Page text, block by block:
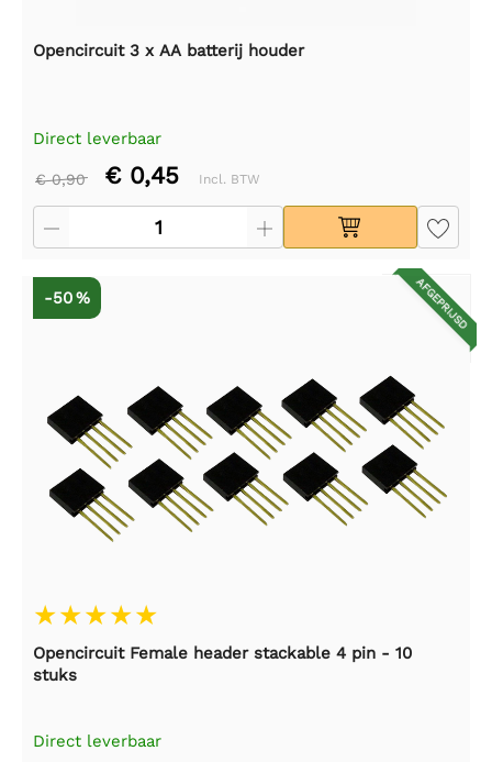
Opencircuit 3 x AA batterij houder
Direct leverbaar
€ 0,90 € 0,45 Incl. BTW
AFGEPRIJSD
-50 %
Opencircuit Female header stackable 4 pin - 10
stuks
Direct leverbaar